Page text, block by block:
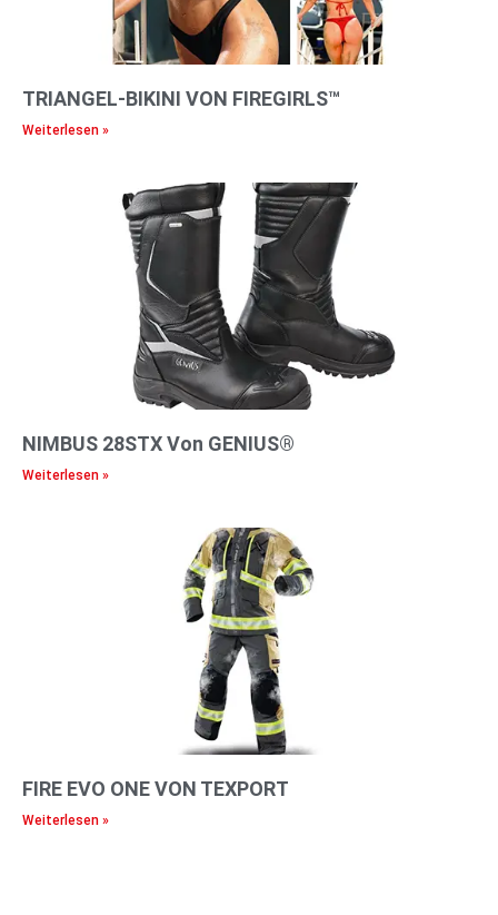
TRIANGEL-BIKINI VON FIREGIRLS™
Weiterlesen »
NIMBUS 28STX Von GENIUS®
Weiterlesen »
FIRE EVO ONE VON TEXPORT
Weiterlesen »